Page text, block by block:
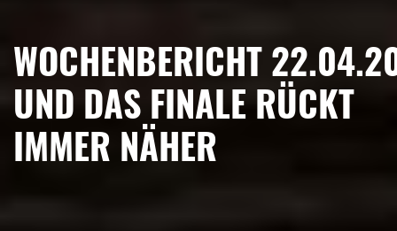
WOCHENBERICHT
UND DAS FINALE RÜCKT
IMMER NÄHER